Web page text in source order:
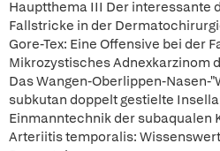
Hauptthema III Der interessante
Fallstricke in der
Gore-Tex: Eine Offensive bei der
Mikrozystisches Adnexkarzinom
Das Wangen-Oberlippen-Nasen-
subkutan doppelt gestielte
Einmanntechnik der subaqualen
Arteriitis temporalis: